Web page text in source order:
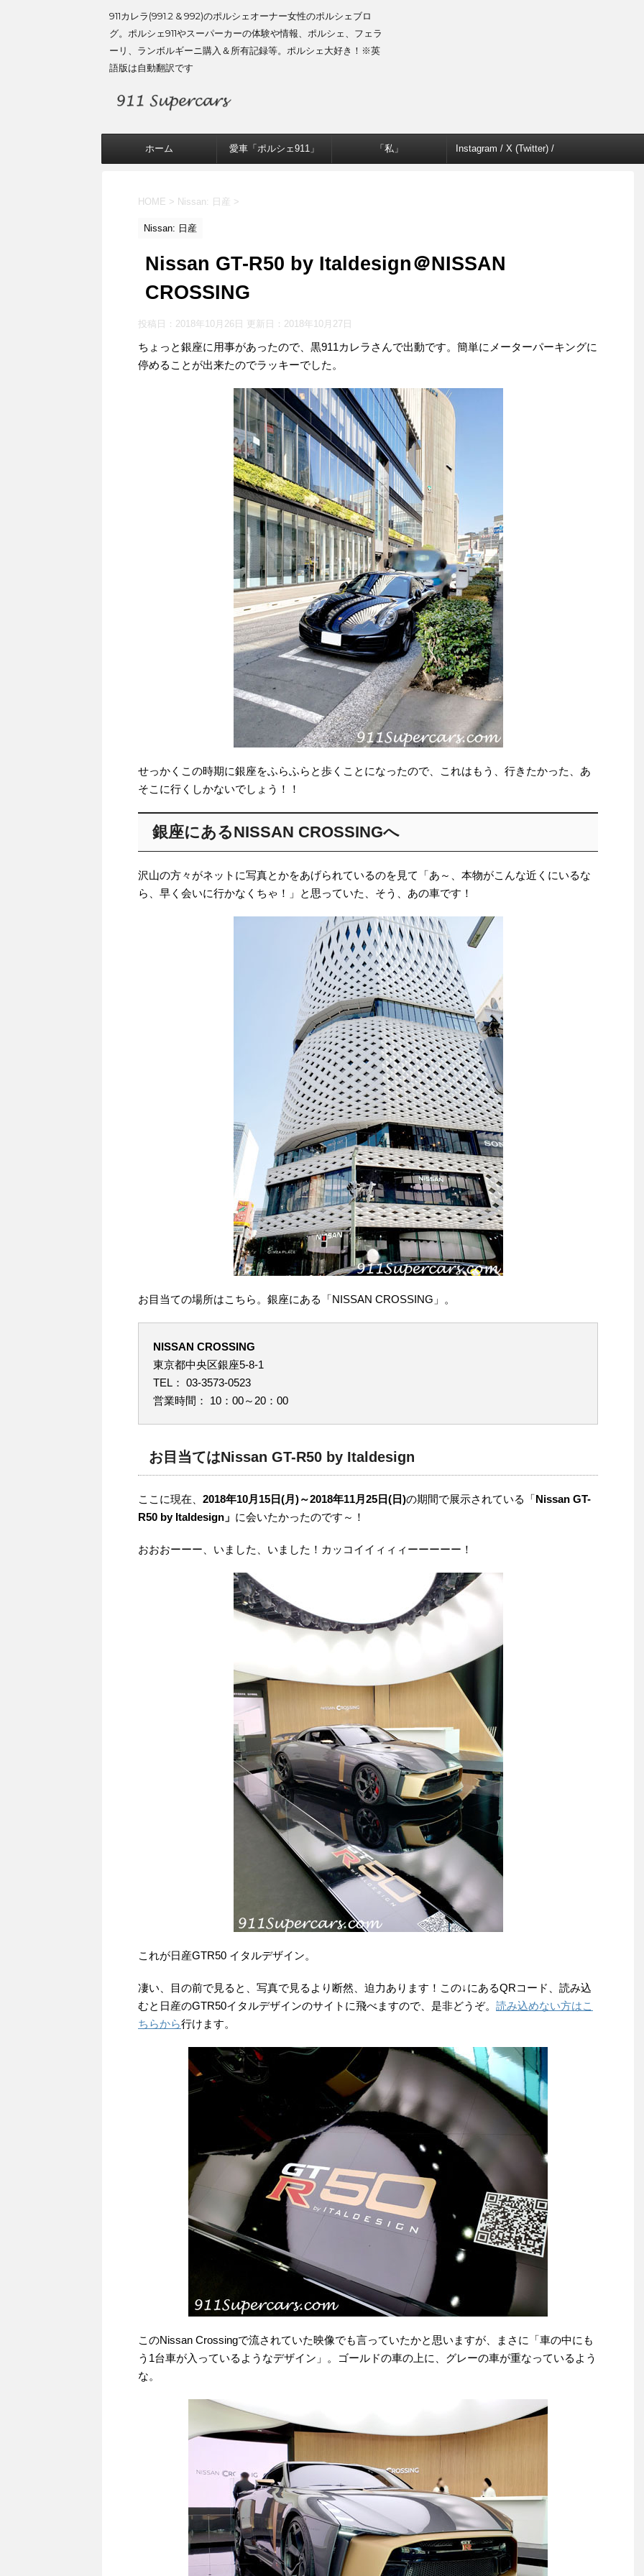
911カレラ(991.2 & 992)のポルシェオーナー女性のポルシェブロ
グ。ポルシェ911やスーパーカーの体験や情報、ポルシェ、フェラ
ーリ、ランボルギーニ購入＆所有記録等。ポルシェ大好き！※英
語版は自動翻訳です
ホーム 愛車「ポルシェ911」 「私」 Instagram / X (Twitter) /
HOME > Nissan: 日産 >
Nissan: 日産
Nissan GT-R50 by Italdesign＠NISSAN
CROSSING
投稿日：2018年10月26日 更新日： 2018年10月27日
ちょっと銀座に用事があったので、黒911カレラさんで出動です。簡単にメーターパーキングに
停めることが出来たのでラッキーでした。
せっかくこの時期に銀座をふらふらと歩くことになったので、これはもう、行きたかった、あ
そこに行くしかないでしょう！！
銀座にあるNISSAN CROSSINGへ
沢山の方々がネットに写真とかをあげられているのを見て「あ～、本物がこんな近くにいるな
ら、早く会いに行かなくちゃ！」と思っていた、そう、あの車です！
お目当ての場所はこちら。銀座にある「NISSAN CROSSING」。
NISSAN CROSSING
東京都中央区銀座5-8-1
TEL： 03-3573-0523
営業時間： 10：00～20：00
お目当てはNissan GT-R50 by Italdesign
ここに現在、 2018年10月15日(月)～2018年11月25日(日)の期間で展示されている「Nissan GT-
R50 by Italdesign」 に会いたかったのです～！
おおおーーー、いました、いました！カッコイイィィィーーーーー！
これが日産GTR50 イタルデザイン。
凄い、目の前で見ると、写真で見るより断然、迫力あります！この↓にあるQRコード、読み込
むと日産のGTR50イタルデザインのサイトに飛べますので、是非どうぞ。 読み込めない方はこ
ちらから行けます。
このNissan Crossingで流されていた映像でも言っていたかと思いますが、まさに「車の中にも
う1台車が入っているようなデザイン」。ゴールドの車の上に、グレーの車が重なっているよう
な。